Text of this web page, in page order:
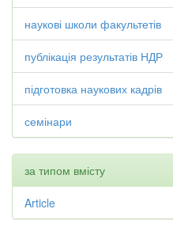
наукові школи факультетів
публікація результатів НДР
підготовка наукових кадрів
семінари
за типом вмісту
Article